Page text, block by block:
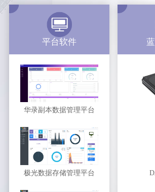
平台软件
华录副本数据管理平台
极光数据存储管理平台